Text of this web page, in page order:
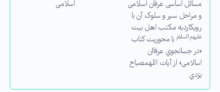
مسائل اساسی عرفان اسلامی
و مراحل سیر و سلوک آن با
رویكاردبه مكتب اهل بیت
علیهم السلام با محوریت كتاب
«در جساتجوي عرفاان
اسالامی» از آیات اللهمصباح
یزدي
اسلامی